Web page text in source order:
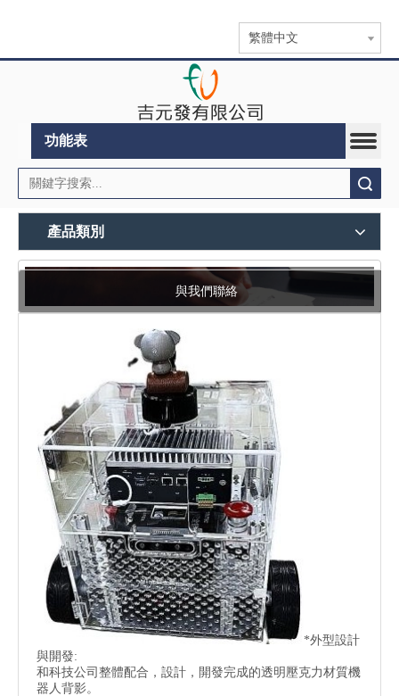
繁體中文
功能表
產品類別
與我們聯絡
*外型設計
與開發:
和科技公司整體配合，設計，開發完成的透明壓克力材質機
器人背影。